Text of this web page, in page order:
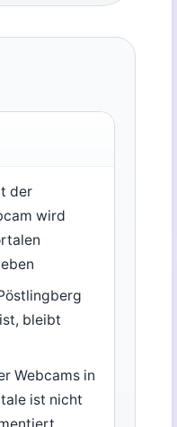
der
wird
bleibt
Webcams in
ist nicht